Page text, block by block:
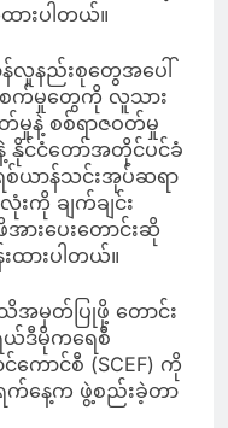
ားပါတယ်။
လူနည်းစုတွေအပေါ်
က်မှုတွေကို လူသား
မှုနဲ့ စစ်ရာဇဝတ်မှု
နိုင်ငံတော်အတိုင်ပင်ခံ
စ်ယာန်သင်းအုပ်ဆရာ
လုံးကို ချက်ချင်း
းပေးတောင်းဆို
ားပါတယ်။
အမှတ်ပြုဖို့ တောင်း
ယ်ဒီမိုကရေစီ
င်ကောင်စီ (SCEF) ကို
ရက်နေ့က ဖွဲ့စည်းခဲ့တာ